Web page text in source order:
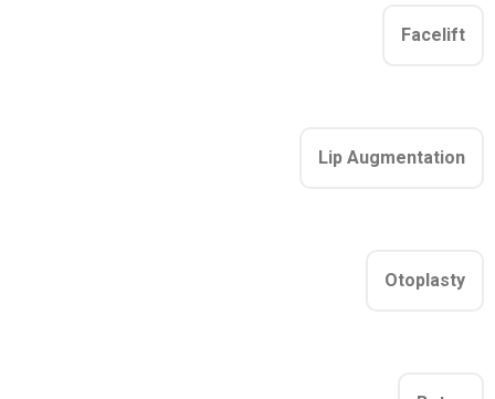
Facelift
Lip Augmentation
Otoplasty